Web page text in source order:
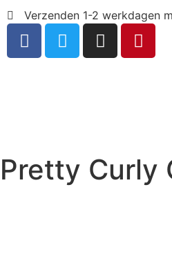
Verzenden 1-2 werkdagen
Pretty Curly